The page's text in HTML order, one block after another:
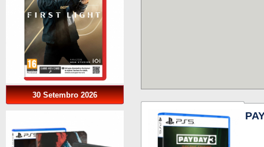
30 Setembro 2026